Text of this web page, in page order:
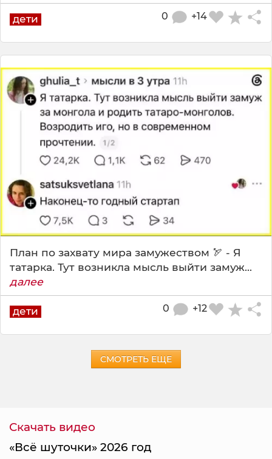
дети +14
0
План по захвату мира замужеством 🏹 - Я
татарка. Тут возникла мысль выйти замуж...
далее
дети +12
0
СМОТРЕТЬ ЕЩЕ
Скачать видео
«Всё шуточки» 2026 год